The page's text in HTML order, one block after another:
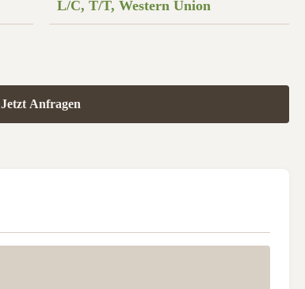
L/C, T/T, Western Union
Jetzt Anfragen